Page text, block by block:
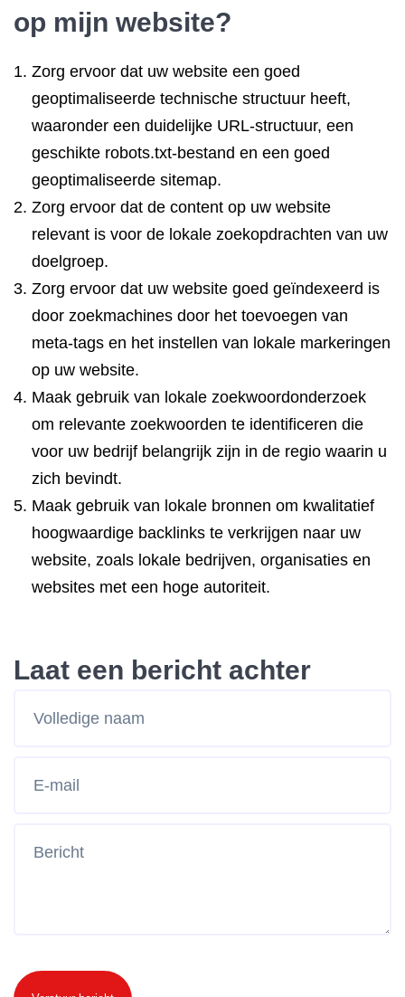
op mijn website?
Zorg ervoor dat uw website een goed
geoptimaliseerde technische structuur heeft,
waaronder een duidelijke URL-structuur, een
geschikte robots.txt-bestand en een goed
geoptimaliseerde sitemap.
Zorg ervoor dat de content op uw website
relevant is voor de lokale zoekopdrachten van uw
doelgroep.
Zorg ervoor dat uw website goed geïndexeerd is
door zoekmachines door het toevoegen van
meta-tags en het instellen van lokale markeringen
op uw website.
Maak gebruik van lokale zoekwoordonderzoek
om relevante zoekwoorden te identificeren die
voor uw bedrijf belangrijk zijn in de regio waarin u
zich bevindt.
Maak gebruik van lokale bronnen om kwalitatief
hoogwaardige backlinks te verkrijgen naar uw
website, zoals lokale bedrijven, organisaties en
websites met een hoge autoriteit.
Laat een bericht achter